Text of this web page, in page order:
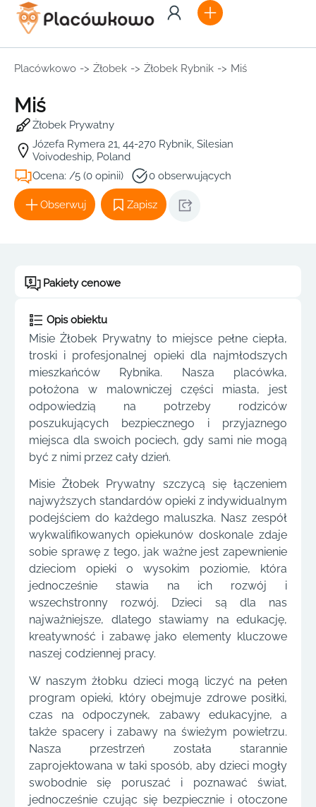
Placówkowo -> Żłobek -> Żłobek Rybnik -> Miś
Miś
Żłobek Prywatny
Józefa Rymera 21, 44-270 Rybnik, Silesian
Voivodeship, Poland
Ocena: /5 (0 opinii)
0 obserwujących
Obserwuj Zapisz
Pakiety cenowe
Opis obiektu
Misie Żłobek Prywatny to miejsce pełne ciepła,
troski i profesjonalnej opieki dla najmłodszych
mieszkańców Rybnika. Nasza placówka,
położona w malowniczej części miasta, jest
odpowiedzią na potrzeby rodziców
poszukujących bezpiecznego i przyjaznego
miejsca dla swoich pociech, gdy sami nie mogą
być z nimi przez cały dzień.
Misie Żłobek Prywatny szczycą się łączeniem
najwyższych standardów opieki z indywidualnym
podejściem do każdego maluszka. Nasz zespół
wykwalifikowanych opiekunów doskonale zdaje
sobie sprawę z tego, jak ważne jest zapewnienie
dzieciom opieki o wysokim poziomie, która
jednocześnie stawia na ich rozwój i
wszechstronny rozwój. Dzieci są dla nas
najważniejsze, dlatego stawiamy na edukację,
kreatywność i zabawę jako elementy kluczowe
naszej codziennej pracy.
W naszym żłobku dzieci mogą liczyć na pełen
program opieki, który obejmuje zdrowe posiłki,
czas na odpoczynek, zabawy edukacyjne, a
także spacery i zabawy na świeżym powietrzu.
Nasza przestrzeń została starannie
zaprojektowana w taki sposób, aby dzieci mogły
swobodnie się poruszać i poznawać świat,
jednocześnie czując się bezpiecznie i otoczone